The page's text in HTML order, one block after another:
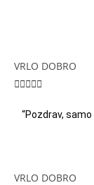
VRLO DOBRO

“Pozdrav,
VRLO DOBRO